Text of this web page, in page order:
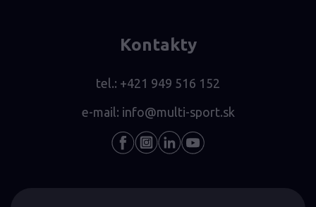
Kontakty
tel.: +421 949 516 152
e-mail: info@multi-sport.sk